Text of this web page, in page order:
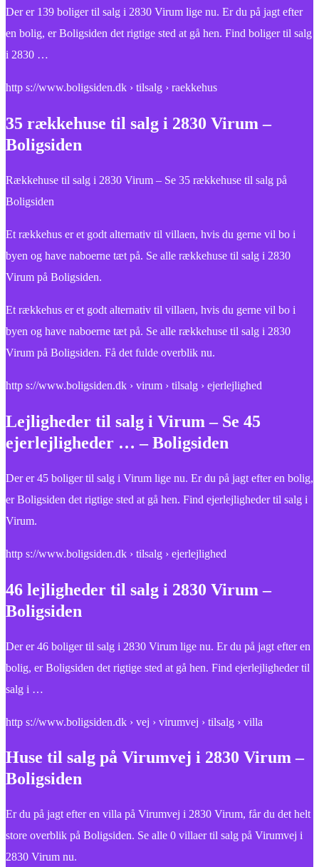
Der er 139 boliger til salg i 2830 Virum lige nu. Er du på jagt efter
en bolig, er Boligsiden det rigtige sted at gå hen. Find boliger til salg
i 2830 …
http s://www.boligsiden.dk › tilsalg › raekkehus
35 rækkehuse til salg i 2830 Virum –
Boligsiden
Rækkehuse til salg i 2830 Virum – Se 35 rækkehuse til salg på
Boligsiden
Et rækkehus er et godt alternativ til villaen, hvis du gerne vil bo i
byen og have naboerne tæt på. Se alle rækkehuse til salg i 2830
Virum på Boligsiden.
Et rækkehus er et godt alternativ til villaen, hvis du gerne vil bo i
byen og have naboerne tæt på. Se alle rækkehuse til salg i 2830
Virum på Boligsiden. Få det fulde overblik nu.
http s://www.boligsiden.dk › virum › tilsalg › ejerlejlighed
Lejligheder til salg i Virum – Se 45
ejerlejligheder … – Boligsiden
Der er 45 boliger til salg i Virum lige nu. Er du på jagt efter en bolig,
er Boligsiden det rigtige sted at gå hen. Find ejerlejligheder til salg i
Virum.
http s://www.boligsiden.dk › tilsalg › ejerlejlighed
46 lejligheder til salg i 2830 Virum –
Boligsiden
Der er 46 boliger til salg i 2830 Virum lige nu. Er du på jagt efter en
bolig, er Boligsiden det rigtige sted at gå hen. Find ejerlejligheder til
salg i …
http s://www.boligsiden.dk › vej › virumvej › tilsalg › villa
Huse til salg på Virumvej i 2830 Virum –
Boligsiden
Er du på jagt efter en villa på Virumvej i 2830 Virum, får du det helt
store overblik på Boligsiden. Se alle 0 villaer til salg på Virumvej i
2830 Virum nu.